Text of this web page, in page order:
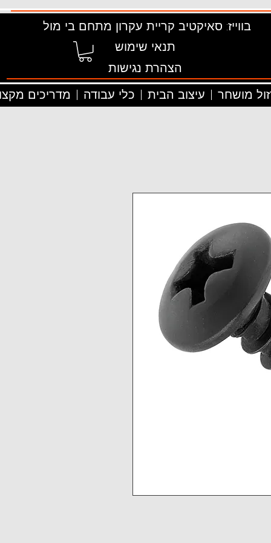
בווייז: סאיקטיב קריית עקרון מתחם בי מול
תנאי שימוש
הצהרת נגישות
מדריכים כלי עבודה עיצוב הבית מושחר